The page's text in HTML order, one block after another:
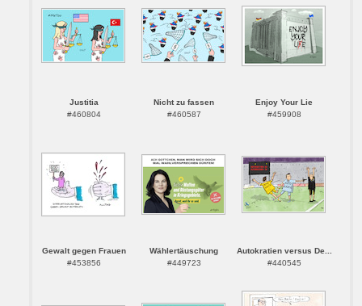
Justitia
#460804
Nicht zu fassen
#460587
Enjoy Your Lie
#459908
Gewalt gegen Frauen
#453856
Wählertäuschung
#449723
Autokratien versus De...
#440545